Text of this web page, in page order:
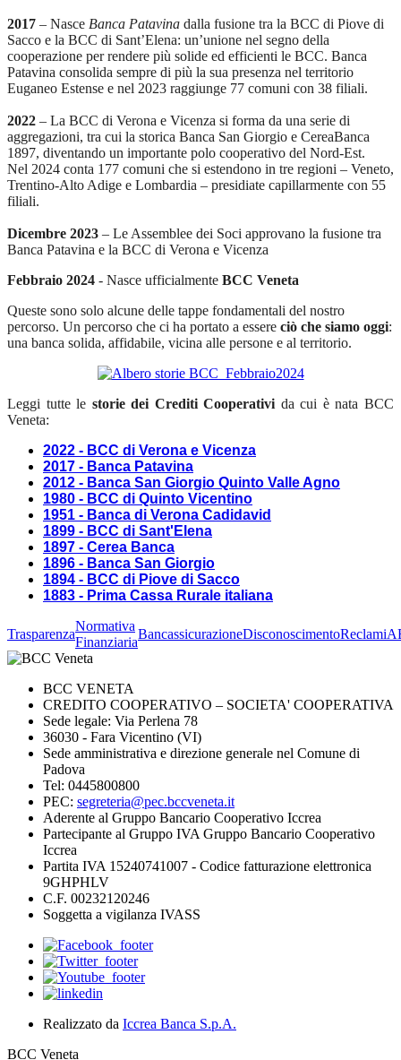
2017 – Nasce Banca Patavina dalla fusione tra la BCC di Piove di
Sacco e la BCC di Sant’Elena: un’unione nel segno della
cooperazione per rendere più solide ed efficienti le BCC. Banca
Patavina consolida sempre di più la sua presenza nel territorio
Euganeo Estense e nel 2023 raggiunge 77 comuni con 38 filiali.
2022 – La BCC di Verona e Vicenza si forma da una serie di
aggregazioni, tra cui la storica Banca San Giorgio e CereaBanca
1897, diventando un importante polo cooperativo del Nord-Est.
Nel 2024 conta 177 comuni che si estendono in tre regioni – Veneto,
Trentino-Alto Adige e Lombardia – presidiate capillarmente con 55
filiali.
Dicembre 2023 – Le Assemblee dei Soci approvano la fusione tra
Banca Patavina e la BCC di Verona e Vicenza
Febbraio 2024 - Nasce ufficialmente BCC Veneta
Queste sono solo alcune delle tappe fondamentali del nostro
percorso. Un percorso che ci ha portato a essere ciò che siamo oggi:
una banca solida, affidabile, vicina alle persone e al territorio.
Leggi tutte le storie dei Crediti Cooperativi da cui è nata BCC
Veneta:
2022 - BCC di Verona e Vicenza
2017 - Banca Patavina
2012 - Banca San Giorgio Quinto Valle Agno
1980 - BCC di Quinto Vicentino
1951 - Banca di Verona Cadidavid
1899 - BCC di Sant'Elena
1897 - Cerea Banca
1896 - Banca San Giorgio
1894 - BCC di Piove di Sacco
1883 - Prima Cassa Rurale italiana
Trasparenza
Normativa
Finanziaria
BancassicurazioneDisconoscimentoReclami
BCC VENETA
CREDITO COOPERATIVO – SOCIETA' COOPERATIVA
Sede legale: Via Perlena 78
36030 - Fara Vicentino (VI)
Sede amministrativa e direzione generale nel Comune di
Padova
Tel: 0445800800
PEC: segreteria@pec.bccveneta.it
Aderente al Gruppo Bancario Cooperativo Iccrea
Partecipante al Gruppo IVA Gruppo Bancario Cooperativo
Iccrea
Partita IVA 15240741007 - Codice fatturazione elettronica
9GHPHLV
C.F. 00232120246
Soggetta a vigilanza IVASS
Realizzato da Iccrea Banca S.p.A.
BCC Veneta